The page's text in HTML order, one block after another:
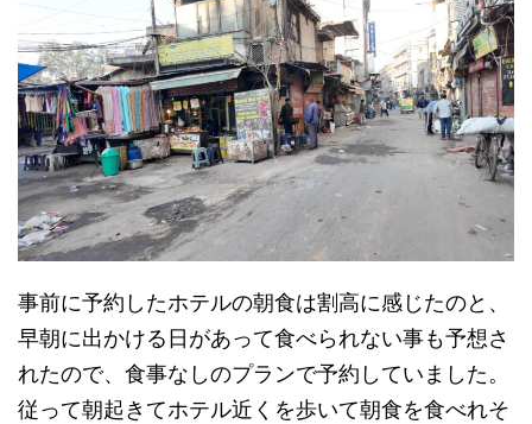
事前に予約したホテルの朝食は割高に感じたのと、
早朝に出かける日があって食べられない事も予想さ
れたので、食事なしのプランで予約していました。
従って朝起きてホテル近くを歩いて朝食を食べれそ